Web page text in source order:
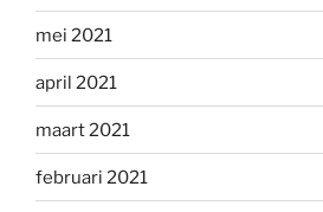
mei 2021
april 2021
maart 2021
februari 2021